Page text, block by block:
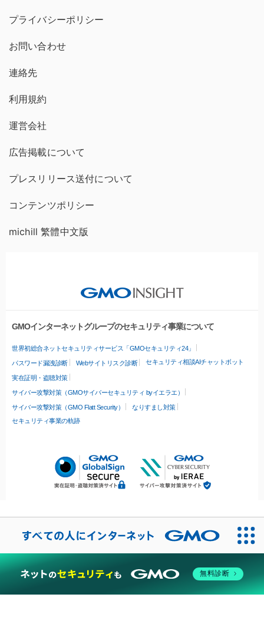
プライバシーポリシー
お問い合わせ
連絡先
利用規約
運営会社
広告掲載について
プレスリリース送付について
コンテンツポリシー
michill 繁體中文版
GMOインターネットグループのセキュリティ事業について
世界初総合ネットセキュリティサービス「GMOセキュリティ24」
パスワード漏洩診断 Webサイトリスク診断 セキュリティ相談AIチャットボット
実在証明・盗聴対策
サイバー攻撃対策（GMOサイバーセキュリティ byイエラエ）
サイバー攻撃対策（GMO Flatt Security）
なりすまし対策
セキュリティ事業の軌跡
無料診断